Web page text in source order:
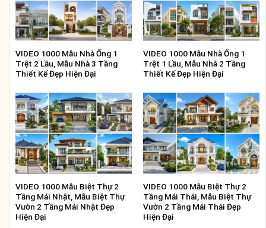
VIDEO 1000 Mẫu Nhà Ống 1
Trệt 2 Lầu, Mẫu Nhà 3 Tầng
Thiết Kế Đẹp Hiện Đại
VIDEO 1000 Mẫu Nhà Ống 1
Trệt 1 Lầu, Mẫu Nhà 2 Tầng
Thiết Kế Đẹp Hiện Đại
VIDEO 1000 Mẫu Biệt Thự 2
Tầng Mái Nhật, Mẫu Biệt Thự
Vườn 2 Tầng Mái Nhật Đẹp
Hiện Đại
VIDEO 1000 Mẫu Biệt Thự 2
Tầng Mái Thái, Mẫu Biệt Thự
Vườn 2 Tầng Mái Thái Đẹp
Hiện Đại